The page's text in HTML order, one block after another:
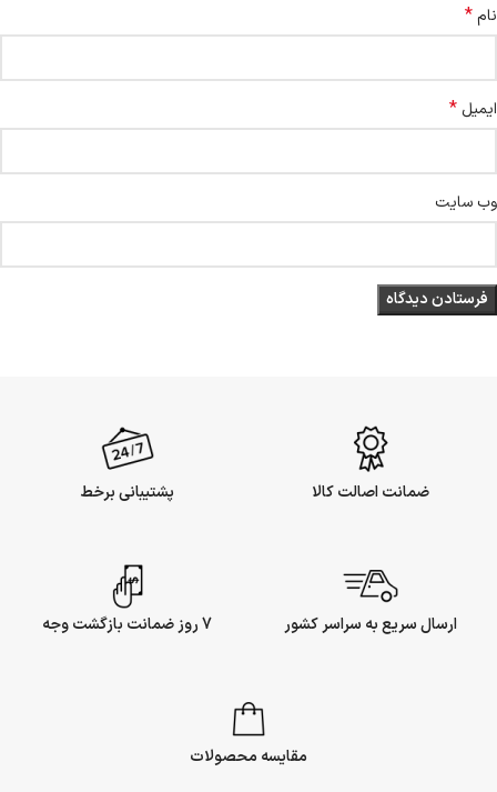
نام*
ایمیل *
وب‌ سایت
ضمانت اصالت کالا پشتیبانی برخط
ارسال سریع به سراسر کشور 7 روز ضمانت بازگشت وجه
مقایسه محصولات